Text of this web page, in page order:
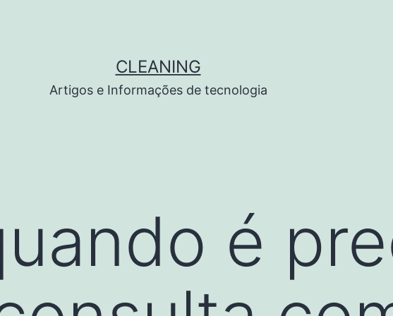
CLEANING
Artigos e Informações de tecnologia
é